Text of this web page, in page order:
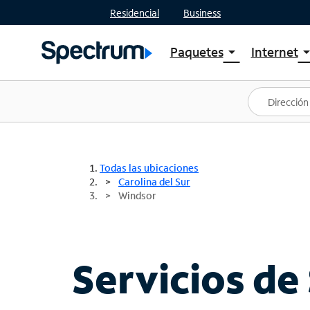
Residencial Business
Paquetesarrow_drop_down
Ver paquetes
Spectrum One
Mejores ofertas
Internetarrow_drop_down
Planes
Todas las ubicaciones
Carolina del Sur
Windsor
Servicios